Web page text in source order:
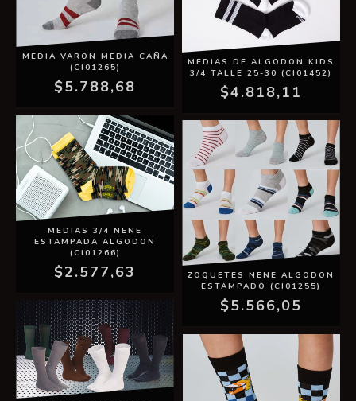
MEDIA VARON MEDIA CAÑA
(CI01265)
$5.788,68
MEDIAS DE ALGODON KIDS
3/4 TALLE 25-30 (CI01452)
$4.818,11
MEDIAS 3/4 NENE
ESTAMPADA ALGODON
(CI01266)
$2.577,63
ZOQUETES NENE ALGODON
ESTAMPADO (CI01255)
$5.566,05